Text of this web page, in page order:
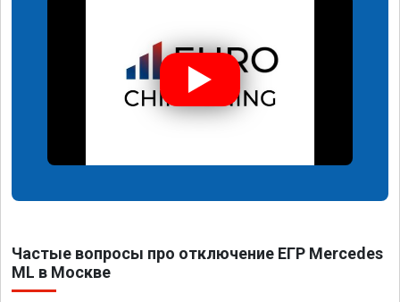
Частые вопросы про отключение ЕГР Mercedes
ML в Москве